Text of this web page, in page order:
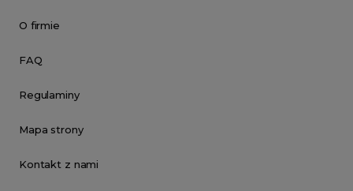
O firmie
FAQ
Regulaminy
Mapa strony
Kontakt z nami